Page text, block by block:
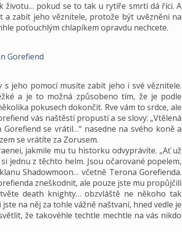
životu… pokud se to tak u rytíře smrti dá říci. A
a zabít jeho věznitele, protože být uvězněni na
poťouchlým chlapíkem opravdu nechcete.
jeho pomocí musíte zabít jeho i své věznitele.
a je to možná způsobeno tím, že je podle
pokusech dokončit. Rve vám to srdce, ale
vás naštěstí propustí a se slovy: „Vtělená
se vrátil…“ nasedne na svého koně a
se vrátíte za Zorusem.
jakmile mu tu historku odvyprávíte. „Ať už
jednu z těchto helm. Jsou očarované popelem,
Shadowmoon… včetně Terona Gorefienda.
zneškodnit, ale pouze jste mu propůjčili
death knighty… obzvláště ne někoho tak
na něj za tohle vážně naštvaní, hned vedle je
že takovéhle techtle mechtle na vás nikdo